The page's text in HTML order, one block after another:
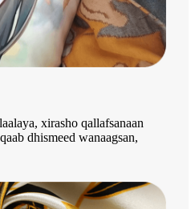
xirasho qallafsanaan
dhismeed wanaagsan,